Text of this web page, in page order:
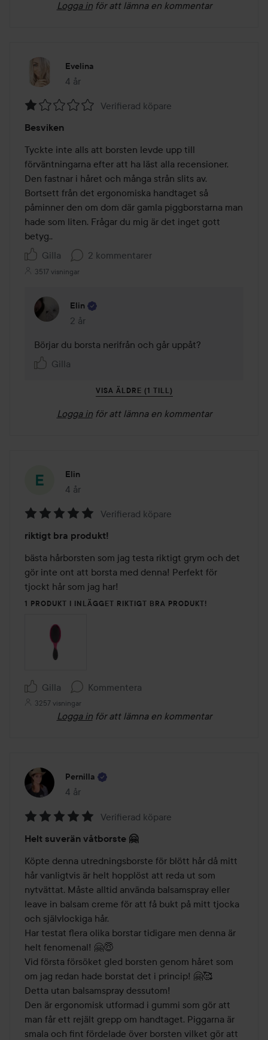
Logga in för att lämna en kommentar
Evelina
4 år
Inlägget skapades 4 år
1
av
5
Verifierad köpare
Besviken
Tyckte inte alls att borsten levde upp till
förväntningarna efter att ha läst alla recensioner.
Den fastnar i håret och många strån slits av.
Bortsett från det ergonomiska handtaget så
påminner den om dom där gamla piggborstarna man
hade som liten. Frågar du mig är det inget gott
betyg..
Gilla
2 kommentarer
3517 visningar
Elin
2 år
Kommentaren lades 2 år
Börjar du borsta nerifrån och går uppåt?
Gilla
VISA ÄLDRE (1 TILL)
Logga in för att lämna en kommentar
Elin
4 år
Inlägget skapades 4 år
5
av
5
Verifierad köpare
riktigt bra produkt!
bästa hårborsten som jag testa riktigt grym och det
gör inte ont att borsta med denna! Perfekt för
tjockt hår som jag har!
1 PRODUKT I INLÄGGET RIKTIGT BRA PRODUKT!
Gilla Kommentera
3257 visningar
Logga in för att lämna en kommentar
Pernilla
4 år
Inlägget skapades 4 år
5
av
5
Verifierad köpare
Helt suverän våtborste 🤗
Köpte denna utredningsborste för blött hår då mitt
hår vanligtvis är helt hopplöst att reda ut som
nytvättat. Måste alltid använda balsamspray eller
leave in balsam creme för att få bukt på mitt tjocka
och självlockiga hår.
Har testat flera olika borstar tidigare men denna är
helt fenomenal! 🤗😇
Vid första försöket gled borsten genom håret som
om jag redan hade borstat det i princip! 🤗🥰
Detta utan balsamspray dessutom!
Den är ergonomisk utformad i gummi som gör att
man får ett rejält grepp om handtaget. Piggarna är
smala och fint fördelade över borsten vilket gör att